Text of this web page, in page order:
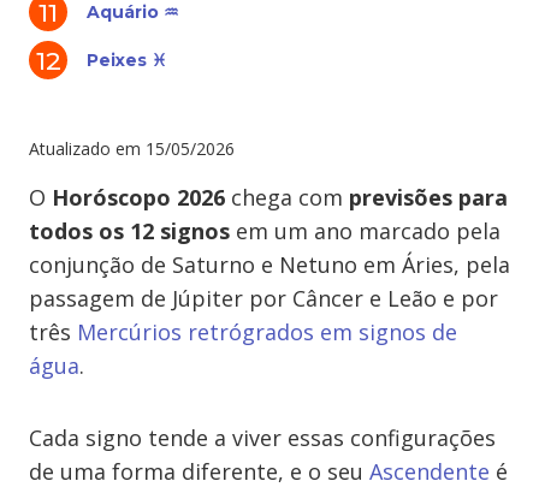
Aquário ♒
Peixes ♓
Atualizado em 15/05/2026
O Horóscopo 2026 chega com previsões para
todos os 12 signos em um ano marcado pela
conjunção de Saturno e Netuno em Áries, pela
passagem de Júpiter por Câncer e Leão e por
três Mercúrios retrógrados em signos de
água.
Cada signo tende a viver essas configurações
de uma forma diferente, e o seu Ascendente é